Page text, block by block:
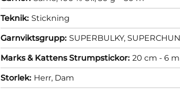
Teknik: Stickning
Garnviktsgrupp: SUPERBULKY,
Marks & Kattens Strumpstickor: 20 cm - 6
Storlek: Herr, Dam